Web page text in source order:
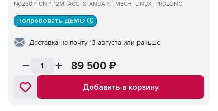
NC260P_CNP_12M_ACC_STANDART_MECH_LINUX_PROLONG
Попробовать ДЕМО ⓘ
Доставка на почту 13 августа или раньше
89 500 ₽
Добавить в корзину